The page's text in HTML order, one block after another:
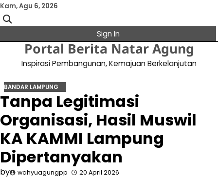
Skip
to
content
Kam, Agu 6, 2026
Sign In
Portal Berita Natar Agung
Inspirasi Pembangunan, Kemajuan Berkelanjutan
BANDAR LAMPUNG
Tanpa Legitimasi
Organisasi, Hasil Muswil
KA KAMMI Lampung
Dipertanyakan
by wahyuagungpp 20 April 2026